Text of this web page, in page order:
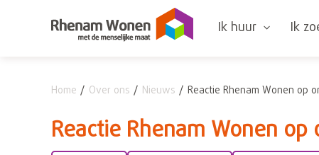
Naar de homepage
Ik huur Ik
Home Over ons Nieuws Reactie Rhenam Wonen op
Reactie Rhenam Wonen